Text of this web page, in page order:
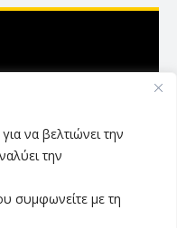
να βελτιώνει την
την
συμφωνείτε με τη
Όροι Χρήσης •